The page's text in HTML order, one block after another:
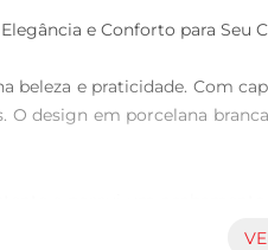
e Conforto para Seu
beleza e praticidade. Com
design em porcelana
com o mesmo